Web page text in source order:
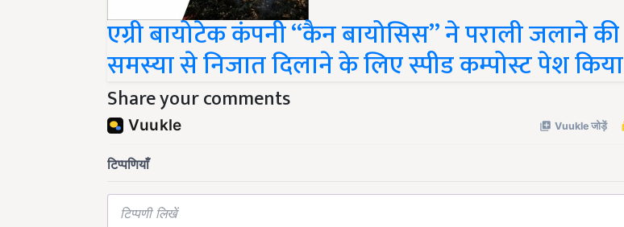
एग्री बायोटेक कंपनी “कैन बायोसिस” ने पराली जलाने की
समस्या से निजात दिलाने के लिए स्पीड कम्पोस्ट पेश किया
Share your comments